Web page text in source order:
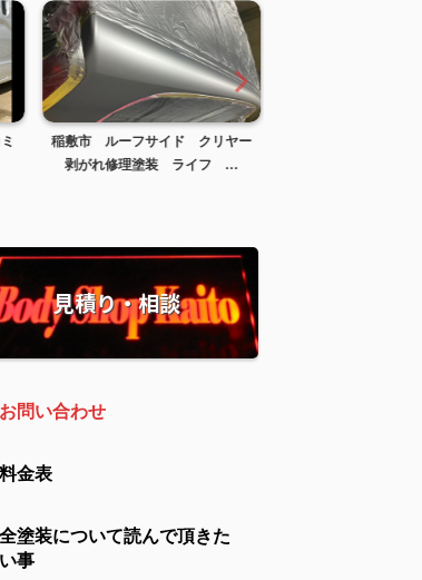
稲敷市 ルーフサイド クリヤー
剥がれ修理塗装 ライフ ...
見積り・相談
お問い合わせ
料金表
全塗装について読んで頂きた
い事